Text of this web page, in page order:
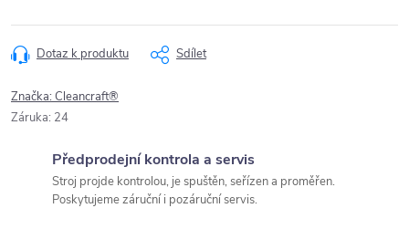
Dotaz k produktu Sdílet
Značka:Cleancraft®
Záruka: 24
Předprodejní kontrola a servis
Stroj projde kontrolou, je spuštěn, seřízen a proměřen.
Poskytujeme záruční i pozáruční servis.